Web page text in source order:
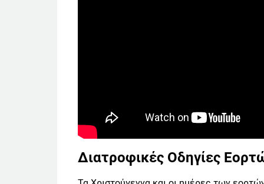
Διατροφικές Οδηγίες